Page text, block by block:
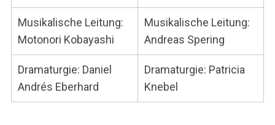
Musikalische Leitung:
Motonori Kobayashi
Musikalische Leitung:
Andreas Spering
Dramaturgie: Daniel
Andrés Eberhard
Dramaturgie: Patricia
Knebel